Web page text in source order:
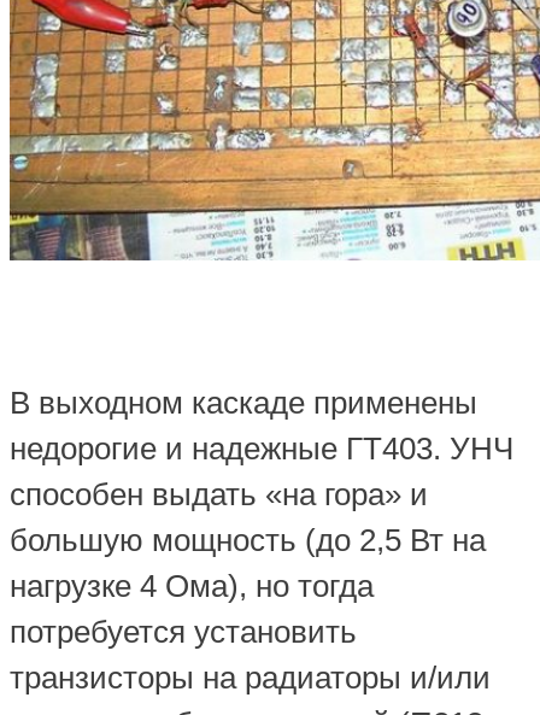
В выходном каскаде применены
недорогие и надежные ГТ403. УНЧ
способен выдать «на гора» и
большую мощность (до 2,5 Вт на
нагрузке 4 Ома), но тогда
потребуется установить
транзисторы на радиаторы и/или